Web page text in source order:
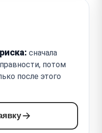
сначала
потом
после этого